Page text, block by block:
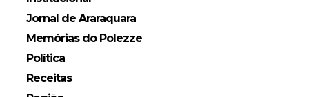
Jornal de Araraquara
Memórias do Polezze
Política
Receitas